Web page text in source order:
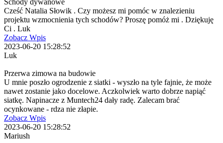
Cześć Natalia Słowik . Czy możesz mi pomóc w znalezieniu
projektu wzmocnienia tych schodów? Proszę pomóż mi . Dziękuję
Ci . Luk
Zobacz Wpis
2023-06-20 15:28:52
Luk
Przerwa zimowa na budowie
U mnie poszło ogrodzenie z siatki - wyszło na tyle fajnie, że może
nawet zostanie jako docelowe. Aczkolwiek warto dobrze napiąć
siatkę. Napinacze z Muntech24 dały radę. Zalecam brać
ocynkowane - rdza nie złapie.
Zobacz Wpis
2023-06-20 15:28:52
Mariush